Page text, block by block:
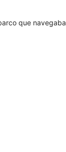
que navegaba